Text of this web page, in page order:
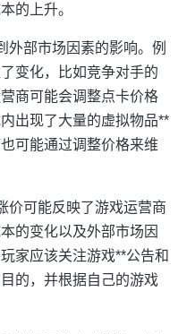
的上升。
外部市场因素的影响。例
变化，比如竞争对手的
商可能会调整点卡价格
出现了大量的虚拟物品**
可能通过调整价格来维
价可能反映了游戏运营商
的变化以及外部市场因
家应该关注游戏**公告和
的，并根据自己的游戏